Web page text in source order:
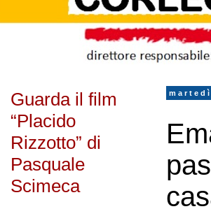
Guarda il film
“Placido
Rizzotto” di
Pasquale
Scimeca